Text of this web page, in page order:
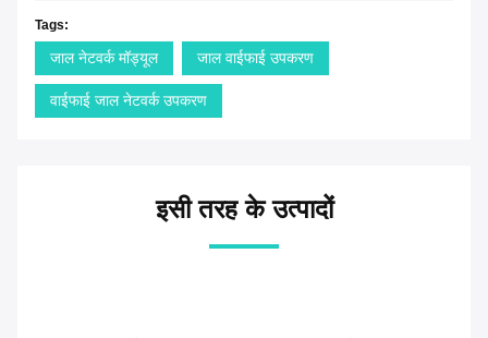
Tags:
जाल नेटवर्क मॉड्यूल जाल वाईफाई उपकरण
वाईफाई जाल नेटवर्क उपकरण
इसी तरह के उत्पादों